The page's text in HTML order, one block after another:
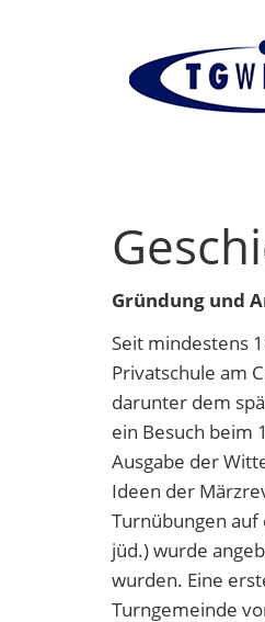
Gründung und
Seit mindestens
Privatschule am
darunter dem
ein Besuch beim
Ausgabe der
Ideen der
Turnübungen
jüd.) wurde
wurden. Eine
Turngemeinde